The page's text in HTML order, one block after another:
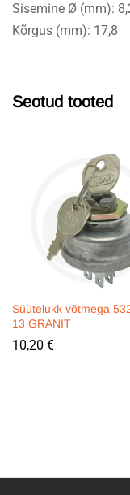
Sisemine Ø (mm):
Kõrgus (mm): 17,8
Seotud tooted
Süütelukk võtmega
13 GRANIT
10,20 €